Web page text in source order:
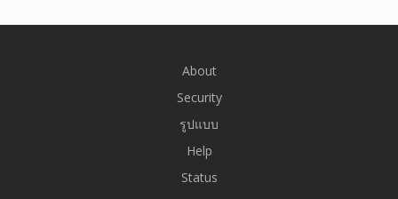
About
Security
รูปแบบ
Help
Status